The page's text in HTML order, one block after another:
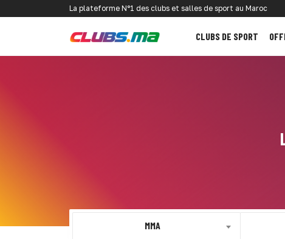
La plateforme N°1 des clubs et salles de sport au Maroc
CLUBS DE SPORT
MMA